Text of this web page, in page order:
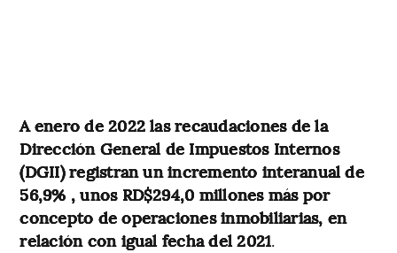
A enero de 2022 las recaudaciones de la
Dirección General de Impuestos Internos
(DGII) registran un incremento interanual de
56,9% , unos RD$294,0 millones más por
concepto de operaciones inmobiliarias, en
relación con igual fecha del 2021.